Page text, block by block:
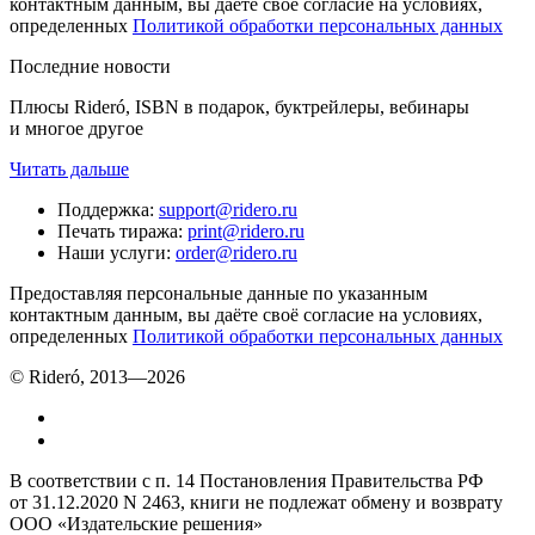
контактным данным, вы даёте своё согласие на условиях,
определенных Политикой обработки персональных данных
Последние новости
Плюсы Rideró, ISBN в подарок, буктрейлеры, вебинары
и многое другое
Читать дальше
Поддержка: support@ridero.ru
Печать тиража: print@ridero.ru
Наши услуги: order@ridero.ru
Предоставляя персональные данные по указанным
контактным данным, вы даёте своё согласие на условиях,
определенных Политикой обработки персональных данных
© Rideró, 2013—2026
В соответствии с п. 14 Постановления Правительства РФ
от 31.12.2020 N 2463, книги не подлежат обмену и возврату
ООО «Издательские решения»